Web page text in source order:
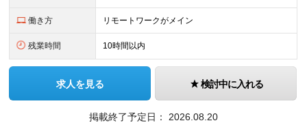
働き方 リモートワークがメイン
残業時間 10時間以内
求人を見る 検討中に入れる
掲載終了予定日： 2026.08.20